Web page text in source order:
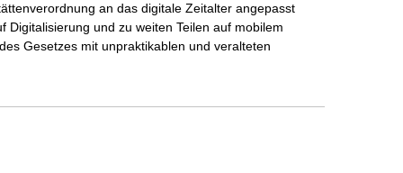
an das digitale Zeitalter angepasst
und zu weiten Teilen auf mobilem
Gesetzes mit unpraktikablen und veralteten